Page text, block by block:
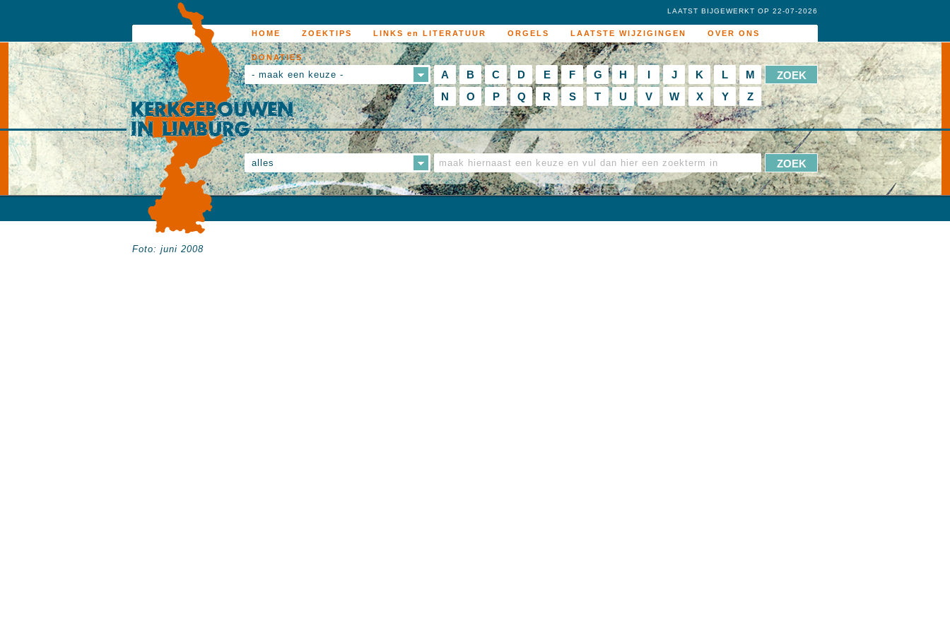
HOME ZOEKTIPS LINKS en LITERATUUR ORGELS LAATSTE WIJZIGINGEN OVER ONS
DONATIES
LAATST BIJGEWERKT OP 22-07-2026
- maak een keuze - A B C D E F G H I J K L
M
N
O P Q R S T U V W X Y Z
alles
Foto: juni 2008